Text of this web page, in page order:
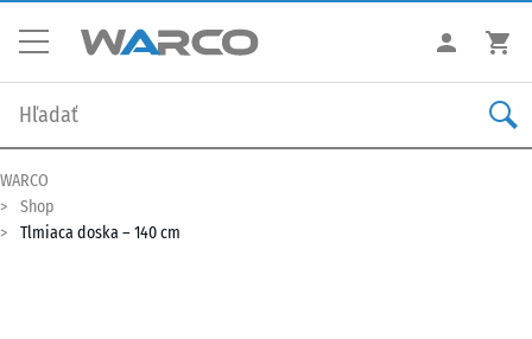
WARCO
Shop
Tlmiaca doska – 140 cm